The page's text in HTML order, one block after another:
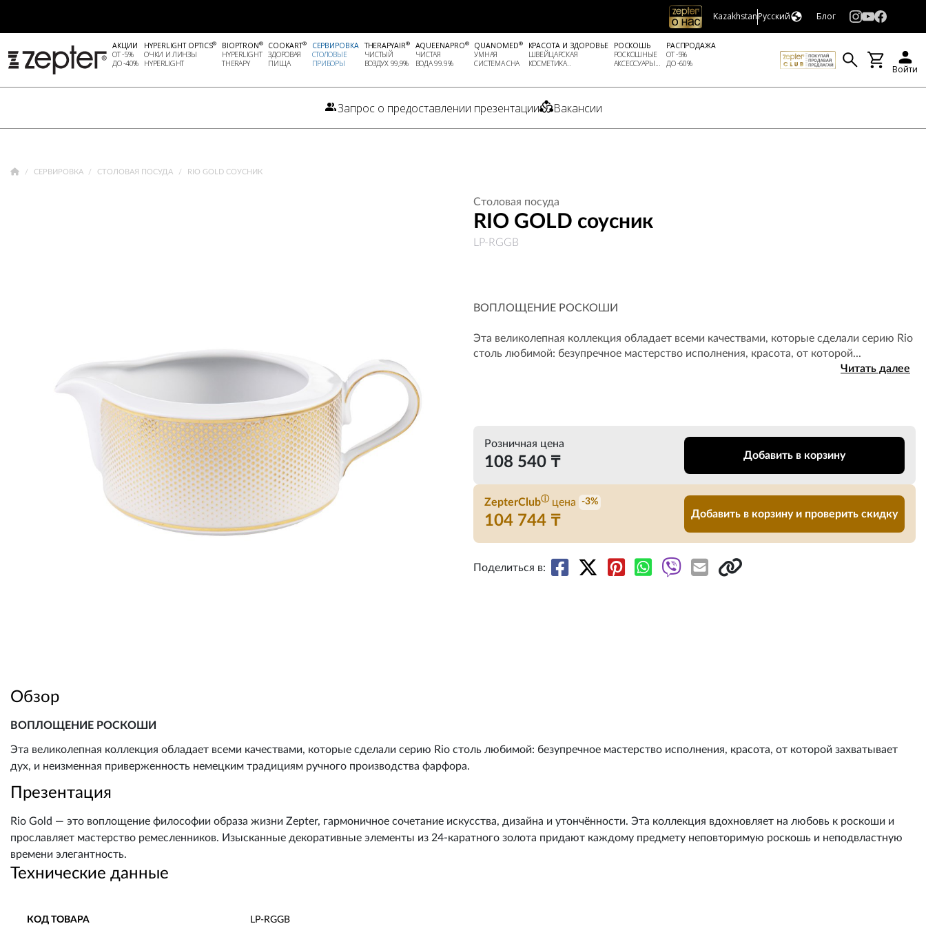
KazakhstanРусский Блог
АКЦИИ
ОТ -5%
ДО -40%
HYPERLIGHT OPTICS®
ОЧКИ И ЛИНЗЫ
HYPERLIGHT
BIOPTRON®
HYPERLIGHT
THERAPY
COOKART®
ЗДОРОВАЯ
ПИЩА
СЕРВИРОВКА
СТОЛОВЫЕ
ПРИБОРЫ
THERAPYAIR®
ЧИСТЫЙ
ВОЗДУХ 99,9%
AQUEENAPRO®
ЧИСТАЯ
ВОДА 99.9%
QUANOMED®
УМНАЯ
СИСТЕМА СНА
КРАСОТА И ЗДОРОВЬЕ
ШВЕЙЦАРСКАЯ
КОСМЕТИКА..
РОСКОШЬ
РОСКОШНЫЕ
АКСЕССУАРЫ...
РАСПРОДАЖА
ОТ -5%
ДО -60%
Войти
Запрос о предоставлении презентации Вакансии
СЕРВИРОВКА СТОЛОВАЯ ПОСУДА RIO GOLD СОУСНИК
Столовая посуда
RIO GOLD соусник
LP-RGGB
ВОПЛОЩЕНИЕ РОСКОШИ
Эта великолепная коллекция обладает всеми качествами, которые сделали серию Rio
столь любимой: безупречное мастерство исполнения, красота, от которой...
Читать далее
Розничная цена
108 540 ₸ Добавить в корзину
ZepterClubⓘ цена -3%
104 744 ₸ Добавить в корзину и проверить скидку
Поделиться в:
Обзор
ВОПЛОЩЕНИЕ РОСКОШИ
Эта великолепная коллекция обладает всеми качествами, которые сделали серию Rio столь любимой: безупречное мастерство исполнения, красота, от которой захватывает
дух, и неизменная приверженность немецким традициям ручного производства фарфора.
Презентация
Rio Gold — это воплощение философии образа жизни Zepter, гармоничное сочетание искусства, дизайна и утончённости. Эта коллекция вдохновляет на любовь к роскоши и
прославляет мастерство ремесленников. Изысканные декоративные элементы из 24-каратного золота придают каждому предмету неповторимую роскошь и неподвластную
времени элегантность.
Технические данные
КОД ТОВАРА LP-RGGB